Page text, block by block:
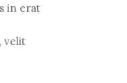
in erat
velit